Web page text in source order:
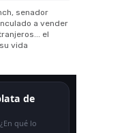
senador
a vender
el
vida